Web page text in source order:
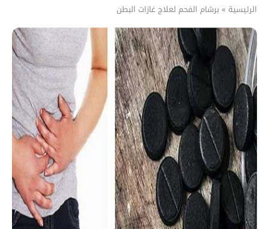
الرئيسية » برشام الفحم لعلاج غازات البطن